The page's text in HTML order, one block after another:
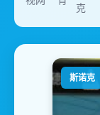
克
斯诺克